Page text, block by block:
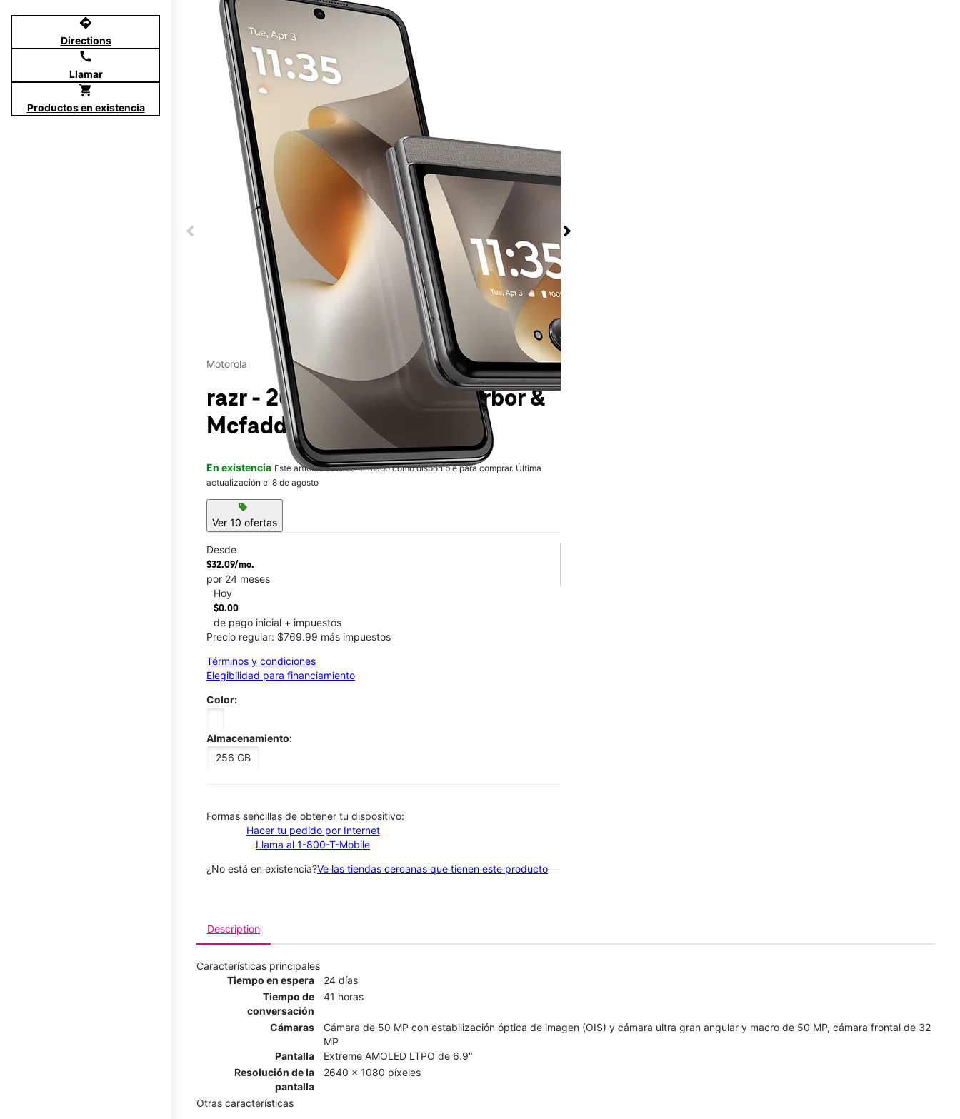
directions
Directions
call
Llamar
shopping_cart
Productos en existencia
This carousel contains a column of small thumbnails. Selecting a thumbnail will change the main image in the carousel that follows. Use the Previous and Next
Motorola
razr - 2026 en T-Mobile
Harbor &
Mcfadden
En existencia Este artículo está confirmado como disponible para comprar. Última
actualización el 8 de agosto
sell
Ver 10 ofertas
Desde
$32.09/mo.
por 24 meses
Hoy
$0.00
de pago inicial + impuestos
Precio regular: $769.99 más impuestos
Términos y condiciones
Elegibilidad para financiamiento
Color:
Almacenamiento:
256 GB
​​​​​​​Formas sencillas de obtener tu dispositivo:
Hacer tu pedido por Internet
Llama al 1-800-T-Mobile
¿No está en existencia?Ve las tiendas cercanas que tienen este producto
Description
Características principales
Tiempo en espera
24 días
Tiempo de
conversación
41 horas
Cámaras
Cámara de 50 MP con estabilización óptica de imagen (OIS) y cámara ultra gran angular y macro de 50 MP, cámara frontal de 32
MP
Pantalla
Extreme AMOLED LTPO de 6.9"
Resolución de la
pantalla
2640 x 1080 píxeles
Otras características